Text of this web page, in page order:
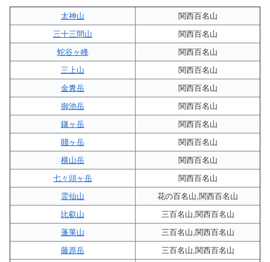
太神山
関西百名山
三十三間山
関西百名山
蛇谷ヶ峰
関西百名山
三上山
関西百名山
金糞岳
関西百名山
御池岳
関西百名山
鎌ヶ岳
関西百名山
賤ヶ岳
関西百名山
横山岳
関西百名山
七々頭ヶ岳
関西百名山
霊仙山
花の百名山,関西百名山
比叡山
三百名山,関西百名山
蓬莱山
三百名山,関西百名山
藤原岳
三百名山,関西百名山